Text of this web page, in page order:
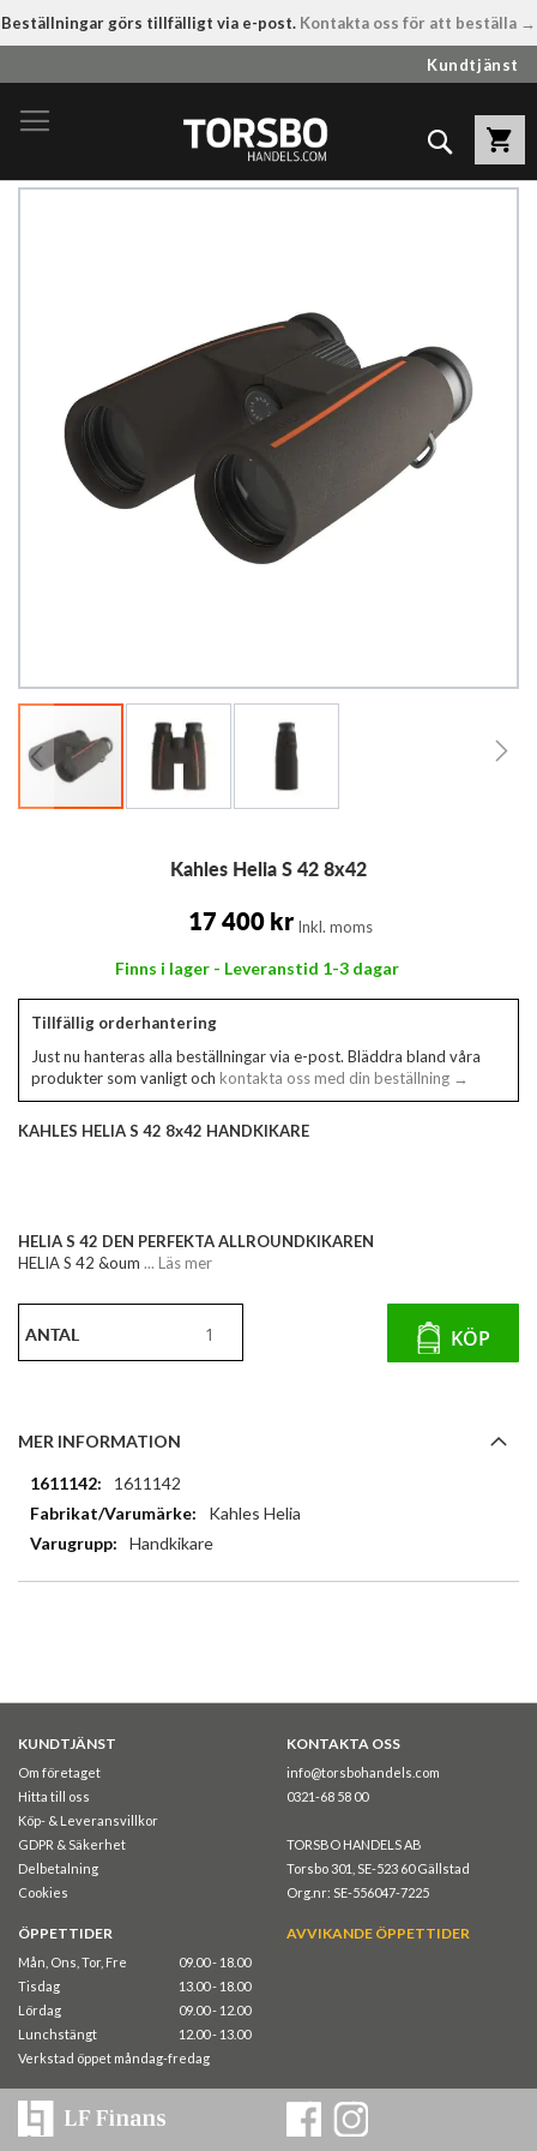
Beställningar görs tillfälligt via e-post. Kontakta oss för att beställa →
till
innehållet
Kundtjänst
Sök
Kahles Helia S 42 8x42
17 400 kr Inkl. moms
Finns i lager - Leveranstid 1-3 dagar
Tillfällig orderhantering
Just nu hanteras alla beställningar via e-post. Bläddra bland våra
produkter som vanligt och kontakta oss med din beställning →
KAHLES HELIA S 42 8x42 HANDKIKARE
HELIA S 42 DEN PERFEKTA ALLROUNDKIKAREN
HELIA S 42 &oum ... Läs mer
ANTAL KÖP
MER INFORMATION
Mer
information
1611142
Kahles Helia
Handkikare
KUNDTJÄNST
Om företaget
Hitta till oss
Köp- & Leveransvillkor
GDPR & Säkerhet
Delbetalning
Cookies
KONTAKTA OSS
info@torsbohandels.com
0321-68 58 00
TORSBO HANDELS AB
Torsbo 301, SE-523 60 Gällstad
Org.nr: SE-556047-7225
ÖPPETTIDER
Mån, Ons, Tor, Fre
09.00 - 18.00
Tisdag
13.00 - 18.00
Lördag
09.00 - 12.00
Lunchstängt
12.00 - 13.00
Verkstad öppet måndag-fredag
AVVIKANDE ÖPPETTIDER